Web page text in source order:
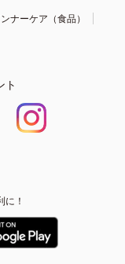
ナーケア（食品）
ト
！